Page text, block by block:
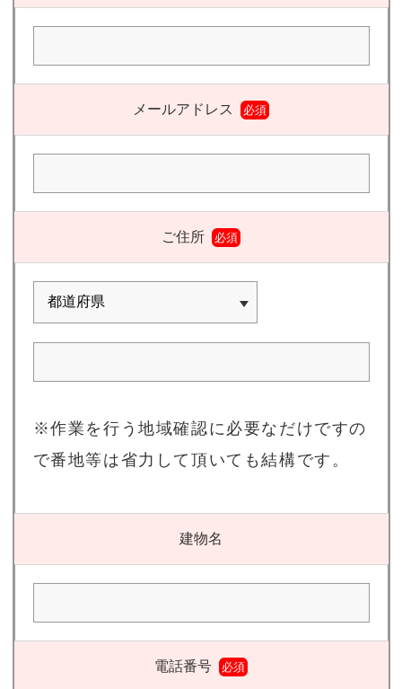
メールアドレス 必須
ご住所 必須
※作業を行う地域確認に必要なだけですの
で番地等は省力して頂いても結構です。
建物名
電話番号 必須